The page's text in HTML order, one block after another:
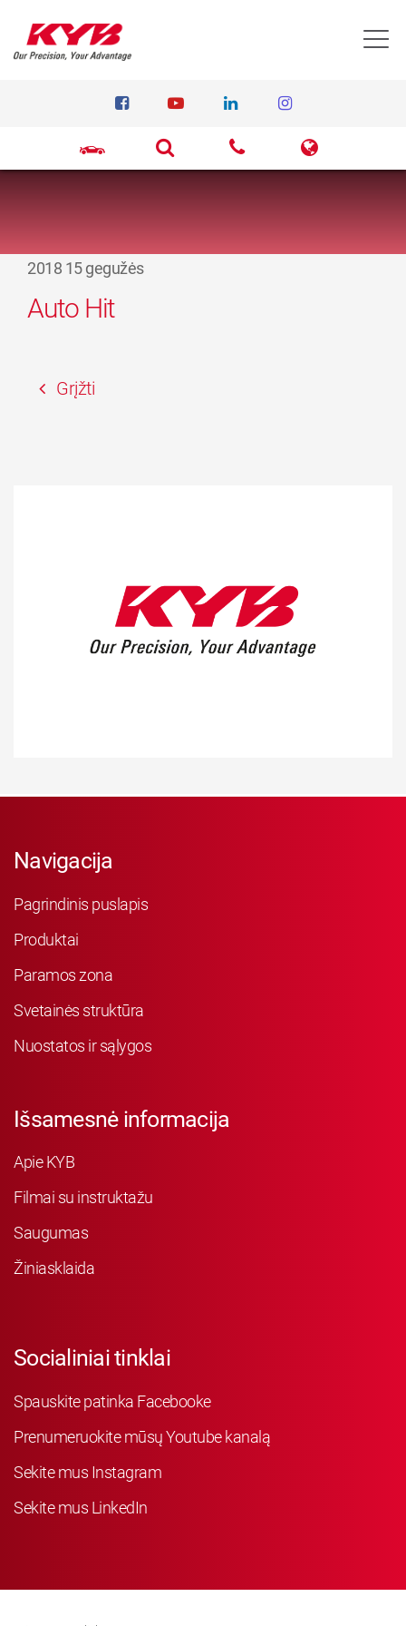
2018 15 gegužės
Auto Hit
Grįžti
Navigacija
Pagrindinis puslapis
Produktai
Paramos zona
Svetainės struktūra
Nuostatos ir sąlygos
Išsamesnė informacija
Apie KYB
Filmai su instruktažu
Saugumas
Žiniasklaida
Socialiniai tinklai
Spauskite patinka Facebooke
Prenumeruokite mūsų Youtube kanalą
Sekite mus Instagram
Sekite mus LinkedIn